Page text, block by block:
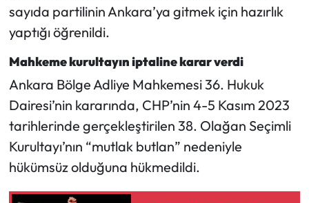
sayıda partilinin Ankara’ya gitmek için hazırlık
yaptığı öğrenildi.
Mahkeme kurultayın iptaline karar verdi
Ankara Bölge Adliye Mahkemesi 36. Hukuk
Dairesi’nin kararında, CHP’nin 4-5 Kasım 2023
tarihlerinde gerçekleştirilen 38. Olağan Seçimli
Kurultayı’nın “mutlak butlan” nedeniyle
hükümsüz olduğuna hükmedildi.
Uğurludağ Haberleri
Yayla Haber
Yemek Tarifleri
Yerel Haberler